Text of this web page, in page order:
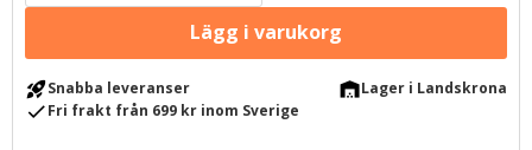
rocket_launchSnabba leveranser warehouseLager i Landskrona
checkFri frakt från 699 kr inom Sverige